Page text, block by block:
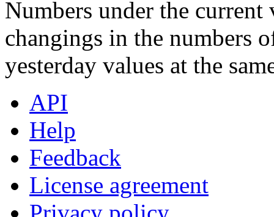
Numbers under the
changings in the numbers
yesterday values at the
API
Help
Feedback
License agreement